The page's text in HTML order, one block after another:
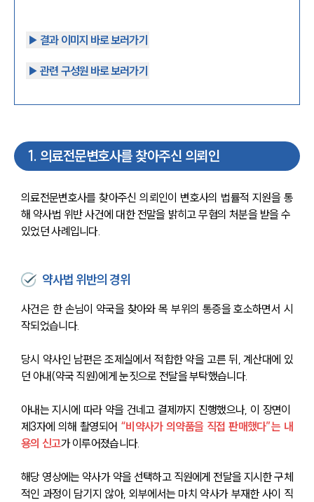
▶︎ 결과 이미지 바로 보러가기
▶︎ 관련 구성원 바로 보러가기
1. 의료전문변호사를 찾아주신 의뢰인
의료전문변호사를 찾아주신 의뢰인이 변호사의 법률적 지원을 통
해 약사법 위반 사건에 대한 전말을 밝히고 무혐의 처분을 받을 수
있었던 사례입니다.
약사법 위반의 경위
사건은 한 손님이 약국을 찾아와 목 부위의 통증을 호소하면서 시
작되었습니다.
당시 약사인 남편은 조제실에서 적합한 약을 고른 뒤, 계산대에 있
던 아내(약국 직원)에게 눈짓으로 전달을 부탁했습니다.
아내는 지시에 따라 약을 건네고 결제까지 진행했으나, 이 장면이
제3자에 의해 촬영되어 “비약사가 의약품을 직접 판매했다”는 내
용의 신고가 이루어졌습니다.
해당 영상에는 약사가 약을 선택하고 직원에게 전달을 지시한 구체
적인 과정이 담기지 않아, 외부에서는 마치 약사가 부재한 사이 직